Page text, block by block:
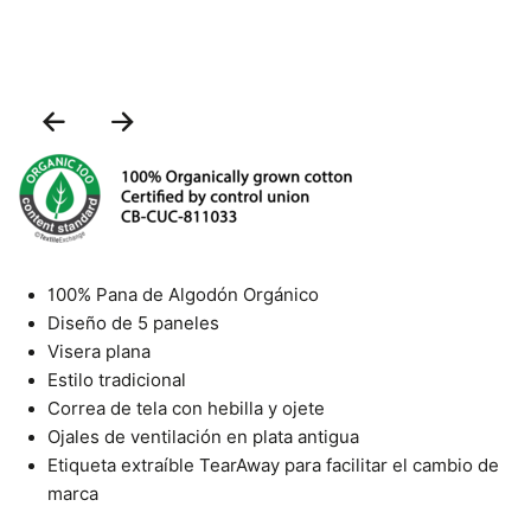
Previous
Slide
100% Pana de Algodón Orgánico
Diseño de 5 paneles
Visera plana
Estilo tradicional
Correa de tela con hebilla y ojete
Ojales de ventilación en plata antigua
Etiqueta extraíble TearAway para facilitar el cambio de
marca